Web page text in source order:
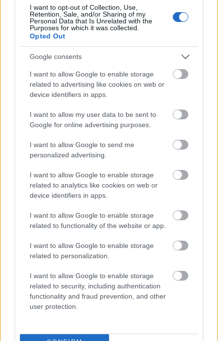
I want to opt-out of Collection, Use,
Retention, Sale, and/or Sharing of my
Personal Data that Is Unrelated with the
Purposes for which it was collected.
Opted Out
Google consents
I want to allow Google to enable storage
related to advertising like cookies on web or
device identifiers in apps.
I want to allow my user data to be sent to
Google for online advertising purposes.
I want to allow Google to send me
personalized advertising.
I want to allow Google to enable storage
related to analytics like cookies on web or
device identifiers in apps.
I want to allow Google to enable storage
related to functionality of the website or app.
I want to allow Google to enable storage
related to personalization.
I want to allow Google to enable storage
related to security, including authentication
functionality and fraud prevention, and other
user protection.
5 különleges hely Ausztriában
• 2021. április 25.
ha a határok is megnyílnak, az idei nyár sláger úti
célja lehet Ausztria. Összeszedtem néhány
emlékezetes osztrák élményem, amikbe befért a
nagyváros eldugott kincse, a mestermű termálfürdő,
a menő alpesi táj, a világörökség tóvidék és egy…